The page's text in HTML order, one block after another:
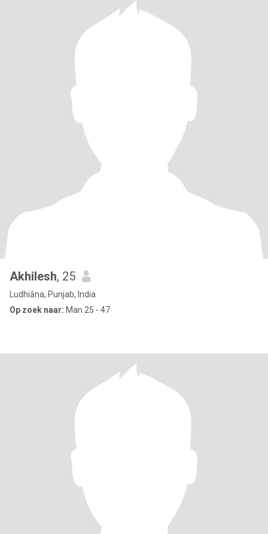
Akhilesh, 25
Ludhiāna, Punjab, India
Op zoek naar: Man 25 - 47